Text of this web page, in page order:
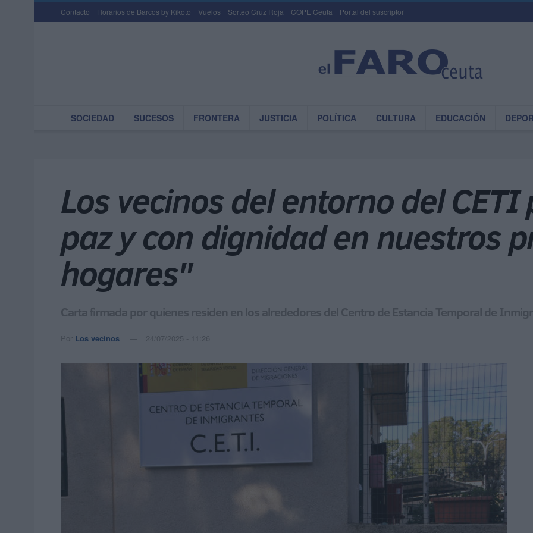
Contacto Horarios de Barcos by Kikoto Vuelos Sorteo Cruz Roja COPE Ceuta Portal del suscriptor
SOCIEDAD SUCESOS FRONTERA JUSTICIA POLÍTICA CULTURA EDUCACIÓN
Los vecinos del entorno del
paz y con dignidad en nuestros
hogares"
Carta firmada por quienes residen en los alrededores del Centro de Estancia Temporal de
Por Los vecinos 24/07/2025 - 11:26